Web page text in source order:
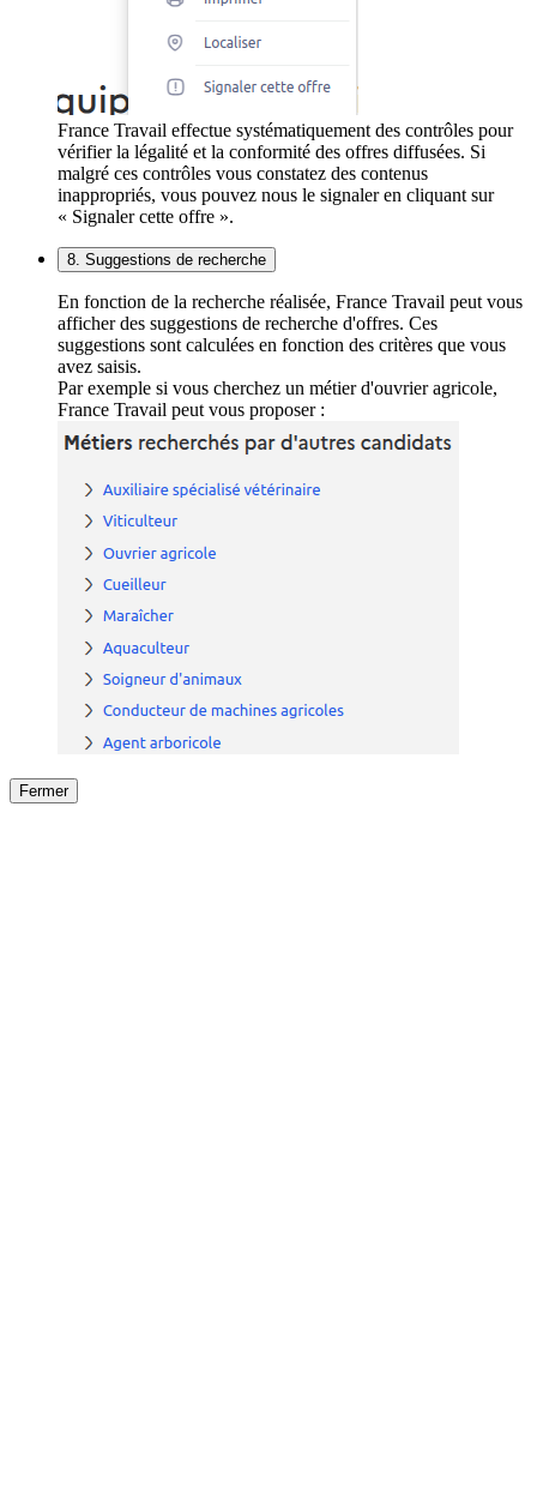
France Travail effectue systématiquement des contrôles pour
vérifier la légalité et la conformité des offres diffusées. Si
malgré ces contrôles vous constatez des contenus
inappropriés, vous pouvez nous le signaler en cliquant sur
« Signaler cette offre ».
8. Suggestions de recherche
En fonction de la recherche réalisée, France Travail peut vous
afficher des suggestions de recherche d'offres. Ces
suggestions sont calculées en fonction des critères que vous
avez saisis.
Par exemple si vous cherchez un métier d'ouvrier agricole,
France Travail peut vous proposer :
Fermer